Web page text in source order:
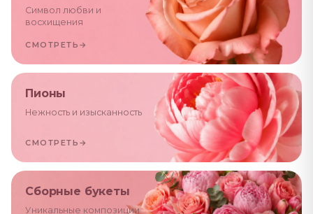
Символ любви и
восхищения
СМОТРЕТЬ →
Пионы
Нежность и изысканность
СМОТРЕТЬ →
Сборные букеты
Уникальные композиции